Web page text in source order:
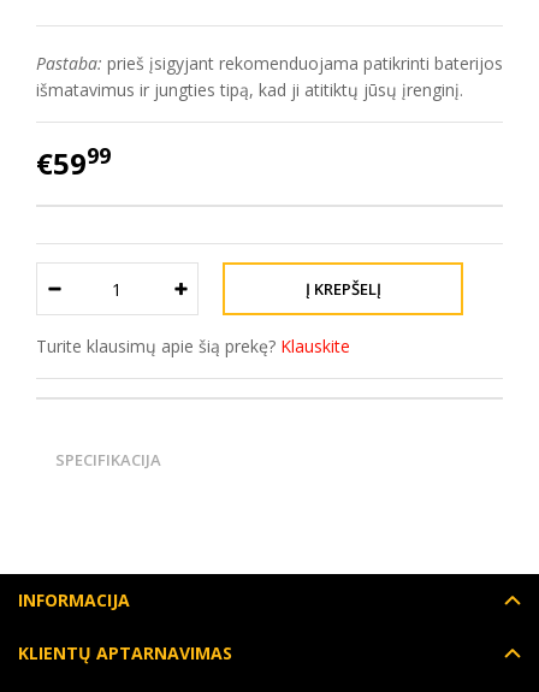
Pastaba: prieš įsigyjant rekomenduojama patikrinti baterijos
išmatavimus ir jungties tipą, kad ji atitiktų jūsų įrenginį.
€5999
Turite klausimų apie šią prekę? Klauskite
SPECIFIKACIJA
INFORMACIJA
KLIENTŲ APTARNAVIMAS